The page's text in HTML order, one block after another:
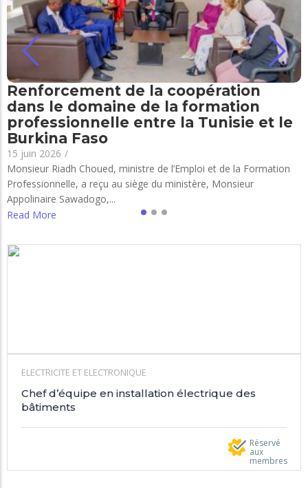
Renforcement de la coopération
dans le domaine de la formation
professionnelle entre la Tunisie et le
Burkina Faso
15 juin 2026 /
Monsieur Riadh Choued, ministre de l’Emploi et de la Formation
Professionnelle, a reçu au siège du ministère, Monsieur
Appolinaire Sawadogo,...
Read More
ELECTRICITE ET ELECTRONIQUE
Chef d’équipe en installation électrique des
bâtiments
Réservé
aux
membres